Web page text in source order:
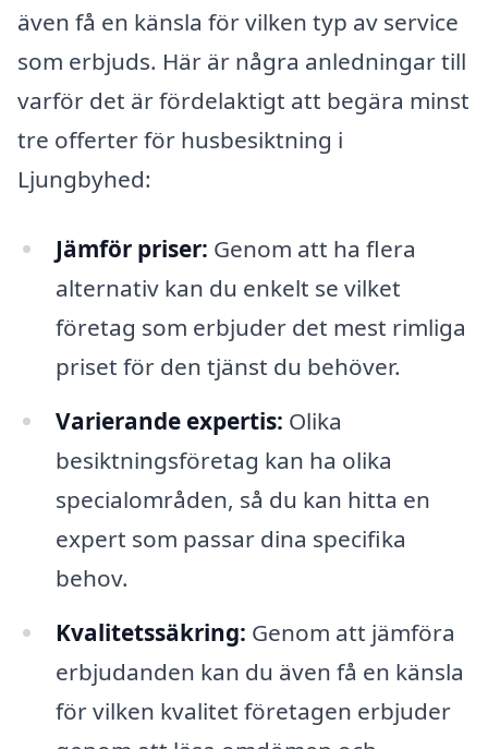
även få en känsla för vilken typ av service
som erbjuds. Här är några anledningar till
varför det är fördelaktigt att begära minst
tre offerter för husbesiktning i
Ljungbyhed:
Jämför priser: Genom att ha flera
alternativ kan du enkelt se vilket
företag som erbjuder det mest rimliga
priset för den tjänst du behöver.
Varierande expertis: Olika
besiktningsföretag kan ha olika
specialområden, så du kan hitta en
expert som passar dina specifika
behov.
Kvalitetssäkring: Genom att jämföra
erbjudanden kan du även få en känsla
för vilken kvalitet företagen erbjuder